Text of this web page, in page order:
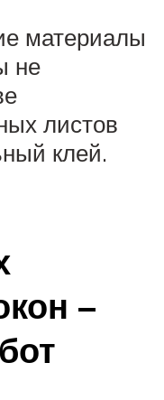
материалы
не
листов
клей.
–